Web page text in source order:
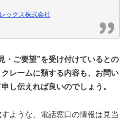
ックス株式会社
・ご要望”を受け付けているとの
レームに類する内容も、お問い
し伝えれば良いのでしょう。
ような、電話窓口の情報は見当